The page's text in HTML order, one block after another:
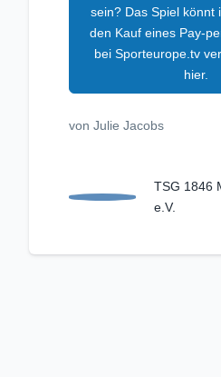
sein? Das Spiel könnt
den Kauf eines Pay-
bei Sporteurope.tv
hier.
von Julie Jacobs
TSG 1846
e.V.